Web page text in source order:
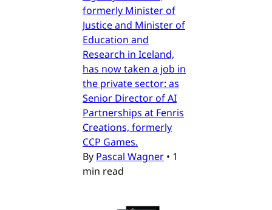
formerly Minister of
Justice and Minister of
Education and
Research in Iceland,
has now taken a job in
the private sector: as
Senior Director of AI
Partnerships at Fenris
Creations, formerly
CCP Games.
By Pascal Wagner • 1
min read